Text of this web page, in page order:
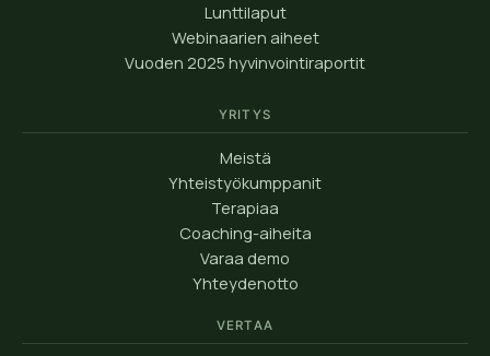
Lunttilaput
Webinaarien aiheet
Vuoden 2025 hyvinvointiraportit
YRITYS
Meistä
Yhteistyökumppanit
Terapiaa
Coaching-aiheita
Varaa demo
Yhteydenotto
VERTAA